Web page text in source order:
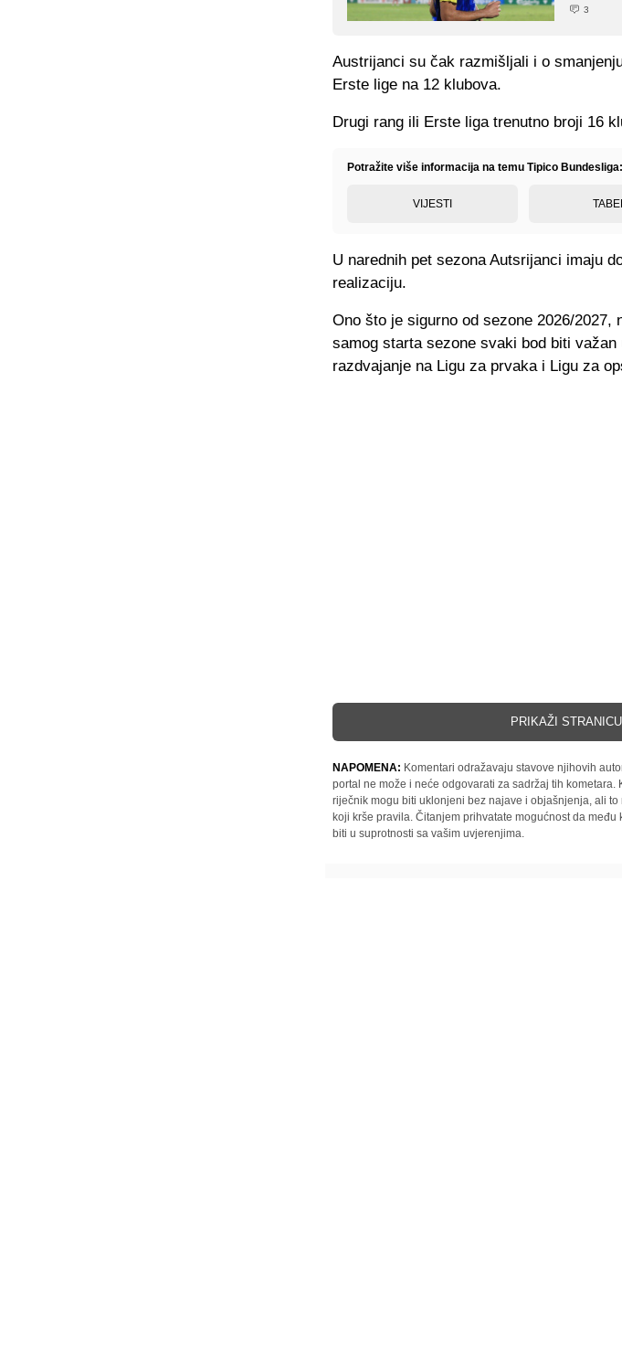
3
Austrijanci su čak razmišljali i o
Erste lige na 12 klubova.
Drugi rang ili Erste liga trenutno broji 16
Potražite više informacija na temu Tipico Bundesliga:
VIJESTI
U narednih pet sezona Autsrijanci imaju
realizaciju.
Ono što je sigurno od sezone 2026/2027,
samog starta sezone svaki bod biti
razdvajanje na Ligu za prvaka i Ligu za
PRIKAŽI
NAPOMENA: Komentari odražavaju stavove njihovih
portal ne može i neće odgovarati za sadržaj tih
riječnik mogu biti uklonjeni bez najave i objašnjenja, ali
koji krše pravila. Čitanjem prihvatate mogućnost da
biti u suprotnosti sa vašim uvjerenjima.